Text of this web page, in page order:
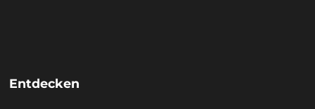
Entdecken